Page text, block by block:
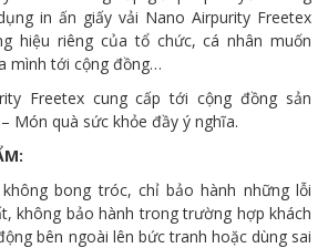
in ấn giấy vải Nano Airpurity Freetex
hiệu riêng của tổ chức, cá nhân muốn
mình tới cộng đồng…
Freetex cung cấp tới cộng đồng sản
Món quà sức khỏe đầy ý nghĩa.
bong tróc, chỉ bảo hành những lỗi
không bảo hành trong trường hợp khách
bên ngoài lên bức tranh hoặc dùng sai